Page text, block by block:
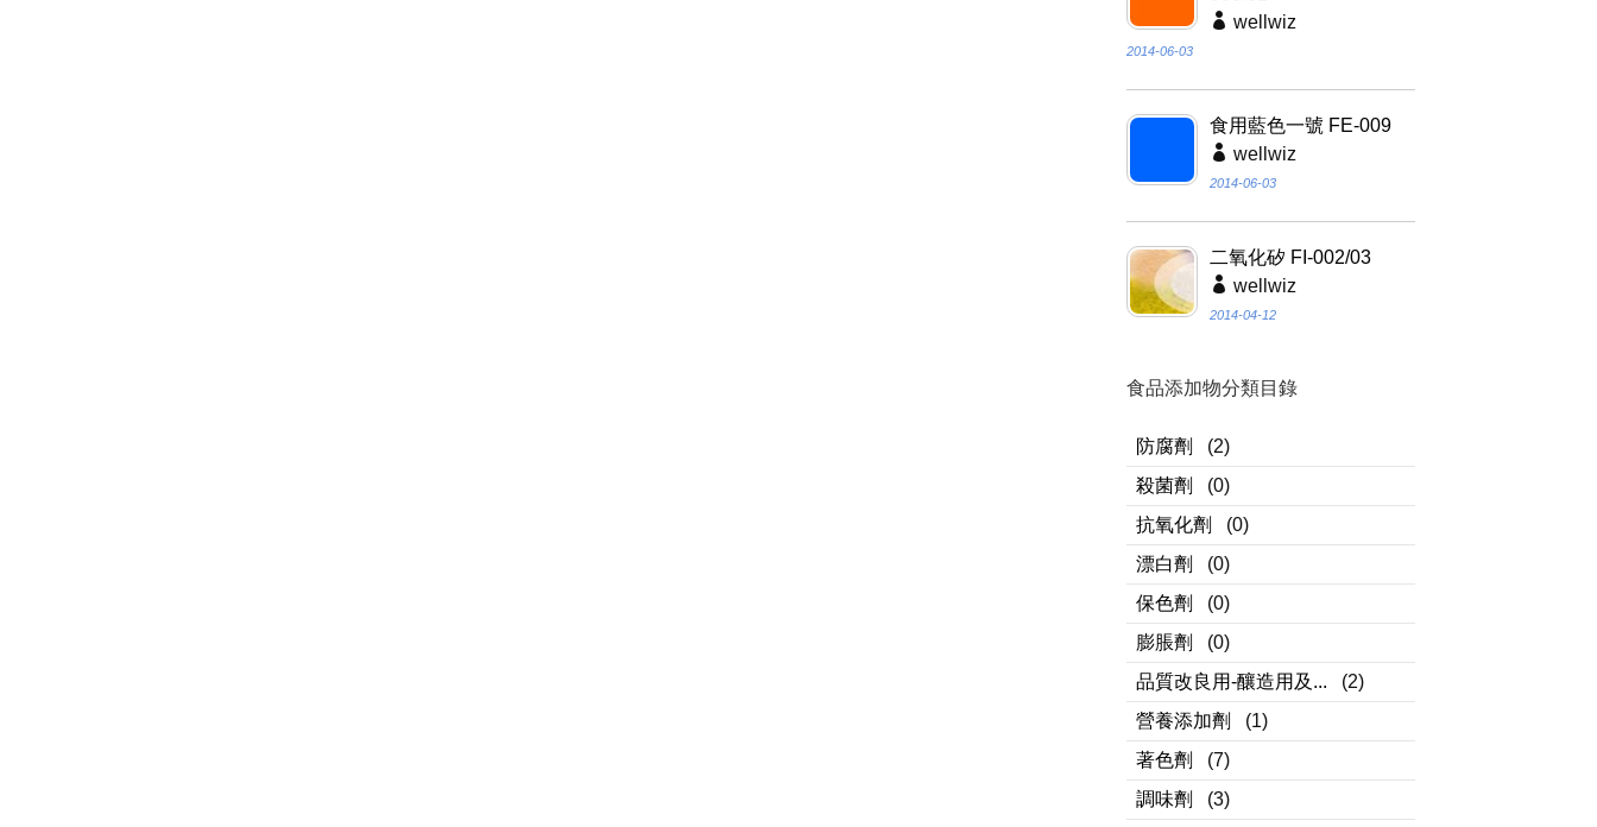
wellwiz
2014-06-03
食用藍色一號 FE-009
wellwiz
2014-06-03
二氧化矽 FI-002/03
wellwiz
2014-04-12
食品添加物分類目錄
防腐劑
(2)
殺菌劑
(0)
抗氧化劑
(0)
漂白劑
(0)
保色劑
(0)
膨脹劑
(0)
品質改良用-釀造用及...
(2)
營養添加劑
(1)
著色劑
(7)
調味劑
(3)